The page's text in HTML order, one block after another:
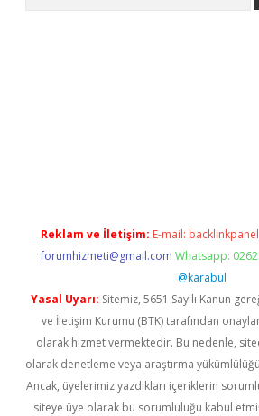
Reklam ve İletişim: E-mail:
forumhizmeti@gmail.com Whatsapp:
@karabul
Yasal Uyarı: Sitemiz, 5651 Sayılı Kanun
ve İletişim Kurumu (BTK) tarafından
olarak hizmet vermektedir. Bu nedenle,
olarak denetleme veya araştırma
Ancak, üyelerimiz yazdıkları içeriklerin
siteye üye olarak bu sorumluluğu kabul